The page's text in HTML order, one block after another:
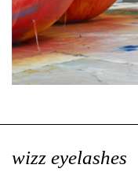
wizz eyelashes